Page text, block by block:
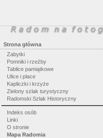
Strona główna
Zabytki
Pomniki i rzeźby
Tablice pamiątkowe
Ulice i place
Kapliczki i krzyże
Zielony szlak turystyczny
Radomski Szlak Historyczny
Indeks osób
Linki
O stronie
Mapa Radomia